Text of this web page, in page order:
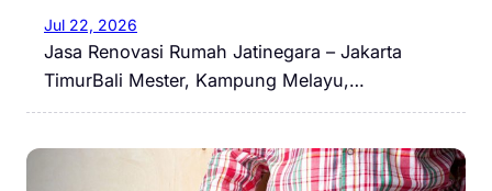
Jul 22, 2026
Jasa Renovasi Rumah Jatinegara – Jakarta
TimurBali Mester, Kampung Melayu,…